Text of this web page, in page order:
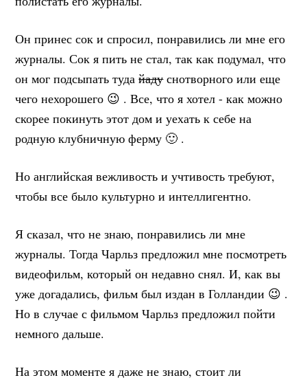
Он принес сок и спросил, понравились ли мне его
журналы. Сок я пить не стал, так как подумал, что
он мог подсыпать тудайадуснотворного или еще
чего нехорошего 😉 . Все, что я хотел - как можно
скорее покинуть этот дом и уехать к себе на
родную клубничную ферму 🙂 .
Но английская вежливость и учтивость требуют,
чтобы все было культурно и интеллигентно.
Я сказал, что не знаю, понравились ли мне
журналы. Тогда Чарльз предложил мне посмотреть
видеофильм, который он недавно снял. И, как вы
уже догадались, фильм был издан в Голландии 😉 .
Но в случае с фильмом Чарльз предложил пойти
немного дальше.
На этом моменте я даже не знаю, стоит ли